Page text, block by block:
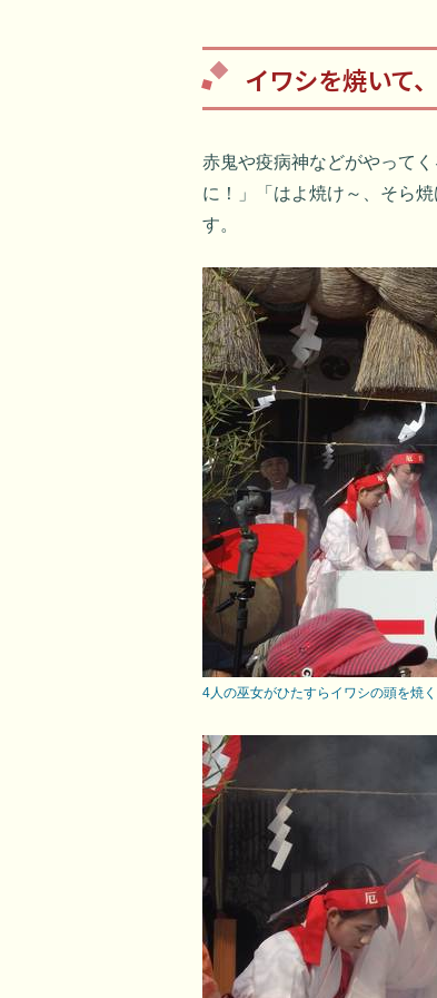
イワシを焼いて
赤鬼や疫病神などがやって
に！」「はよ焼け～、そら
す。
4人の巫女がひたすらイワシの頭を焼く